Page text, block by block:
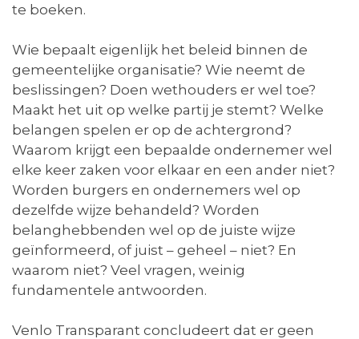
te boeken.
Wie bepaalt eigenlijk het beleid binnen de
gemeentelijke organisatie? Wie neemt de
beslissingen? Doen wethouders er wel toe?
Maakt het uit op welke partij je stemt? Welke
belangen spelen er op de achtergrond?
Waarom krijgt een bepaalde ondernemer wel
elke keer zaken voor elkaar en een ander niet?
Worden burgers en ondernemers wel op
dezelfde wijze behandeld? Worden
belanghebbenden wel op de juiste wijze
geïnformeerd, of juist – geheel – niet? En
waarom niet? Veel vragen, weinig
fundamentele antwoorden.
Venlo Transparant concludeert dat er geen